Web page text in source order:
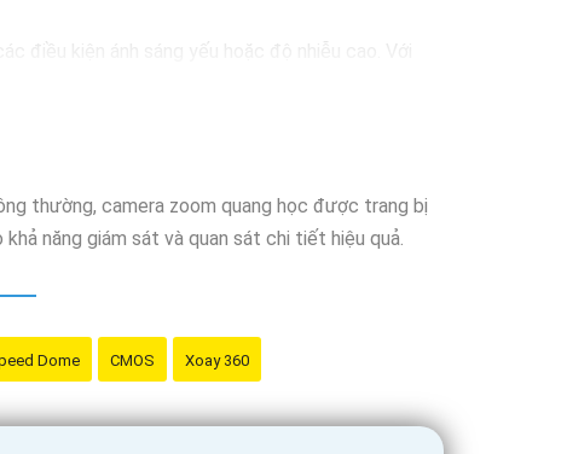
thường, camera zoom quang học được trang bị
năng giám sát và quan sát chi tiết hiệu quả.
Dome CMOS Xoay 360